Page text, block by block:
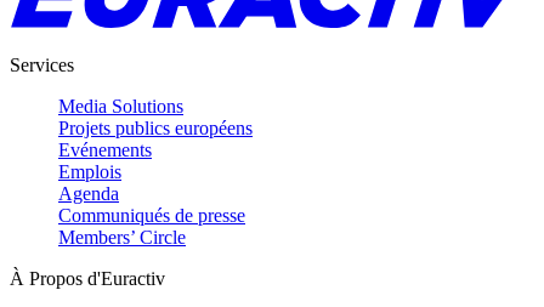
Services
Media Solutions
Projets publics européens
Evénements
Emplois
Agenda
Communiqués de presse
Members’ Circle
À Propos d'Euractiv